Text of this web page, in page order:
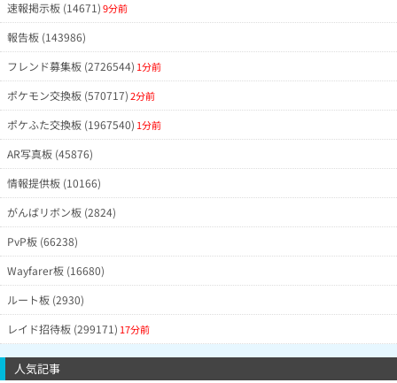
速報掲示板 (14671)9分前
報告板 (143986)
フレンド募集板 (2726544) 1分前
ポケモン交換板 (570717)2分前
ポケふた交換板 (1967540) 1分前
AR写真板 (45876)
情報提供板 (10166)
がんばリボン板 (2824)
PvP板 (66238)
Wayfarer板 (16680)
ルート板 (2930)
レイド招待板 (299171) 17分前
人気記事